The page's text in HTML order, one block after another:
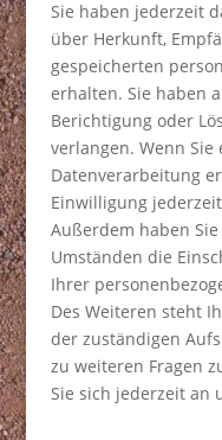
Sie haben jederzeit
über Herkunft,
gespeicherten
erhalten. Sie haben
Berichtigung oder
verlangen. Wenn
Datenverarbeitung
Einwilligung
Außerdem haben
Umständen die
Ihrer
Des Weiteren steht
der zuständigen
zu weiteren Fragen
Sie sich jederzeit an